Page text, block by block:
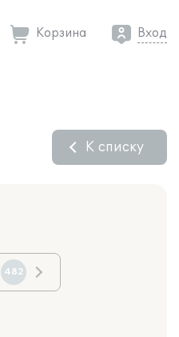
Корзина Вход
К списку
482